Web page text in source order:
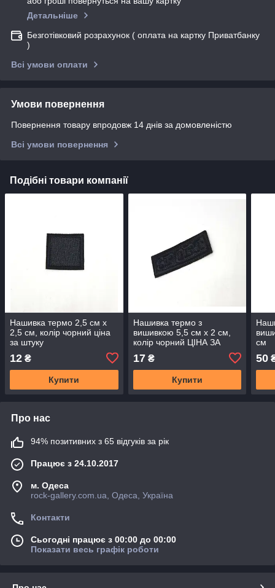
Детальніше
Безготівковий розрахунок ( оплата на картку Приватбанку
)
Всі умови оплати
Умови повернення
Повернення товару впродовж 14 днів за домовленістю
Всі умови повернення
Подібні товари компанії
Нашивка термо 2,5 см х
2,5 см, колір чорний ціна
за штуку
12 ₴
Купити
Нашивка термо з
вишивкою 5,5 см х 2 см,
колір чорний ЦIНА ЗА
17₴
Купити
см
50
Про нас
94% позитивних з 65 відгуків за рік
Працює з 24.10.2017
м. Одеса
rock-gallery.com.ua, Одеса, Україна
Контакти
Сьогодні працює з 00:00 до 00:00
Показати весь графік роботи